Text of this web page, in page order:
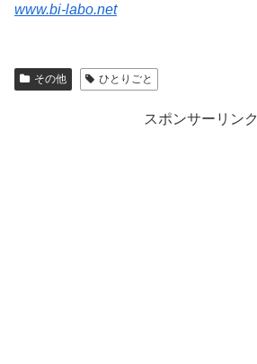
www.bi-labo.net
その他 ひとりごと
スポンサーリンク